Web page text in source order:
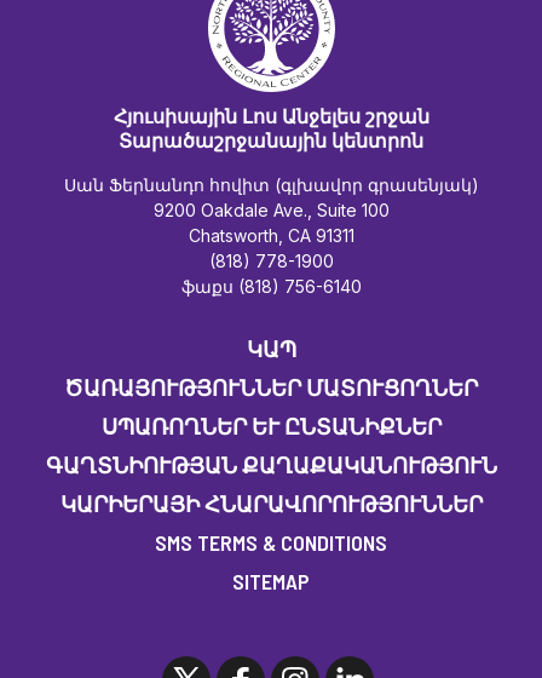
Հյուսիսային Լոս Անջելես շրջան
Տարածաշրջանային կենտրոն
Սան Ֆերնանդո հովիտ (գլխավոր գրասենյակ)
9200 Oakdale Ave., Suite 100
Chatsworth, CA 91311
(818) 778-1900
ֆաքս (818) 756-6140
ԿԱՊ
ԾԱՌԱՅՈՒԹՅՈՒՆՆԵՐ ՄԱՏՈՒՑՈՂՆԵՐ
ՍՊԱՌՈՂՆԵՐ ԵՒ ԸՆՏԱՆԻՔՆԵՐ
ԳԱՂՏՆԻՈՒԹՅԱՆ ՔԱՂԱՔԱԿԱՆՈՒԹՅՈՒՆ
ԿԱՐԻԵՐԱՅԻ ՀՆԱՐԱՎՈՐՈՒԹՅՈՒՆՆԵՐ
SMS TERMS & CONDITIONS
SITEMAP